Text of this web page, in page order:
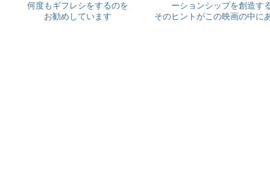
何度もギフレシをするのを
お勧めしています
ーションシップを創造す
そのヒントがこの映画の中に